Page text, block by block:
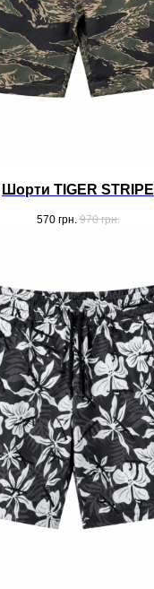
Шорти TIGER STRIPE
570 грн. 970 грн.